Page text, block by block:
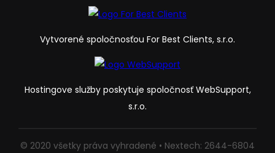
Vytvorené spoločnosťou For Best Clients, s.r.o.
Hostingove služby poskytuje spoločnosť WebSupport,
s.r.o.
© 2020 všetky práva vyhradené • Nextech: 2644-6804